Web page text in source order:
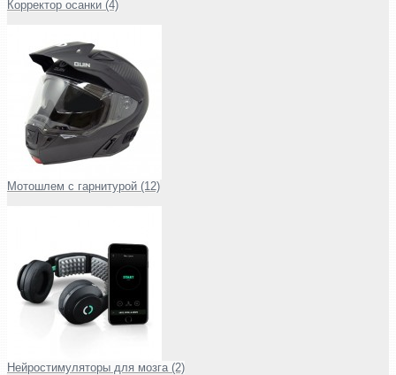
Корректор осанки (4)
Мотошлем с гарнитурой (12)
Нейростимуляторы для мозга (2)